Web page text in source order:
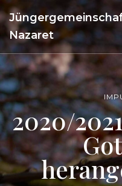
Nazaret
2020/